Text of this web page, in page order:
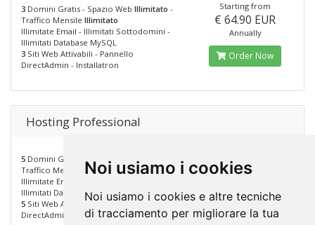
Noi usiamo i cookies
Noi usiamo i cookies e altre tecniche
di tracciamento per migliorare la tua
3 Domini Gratis - Spazio Web Illimitato -
Traffico Mensile Illimitato
Illimitate Email - Illimitati Sottodomini -
Illimitati Database MySQL
3 Siti Web Attivabili - Pannello
DirectAdmin - Installatron
Starting from
€ 64.90 EUR
Annually
Order Now
Hosting Professional
5 Domini Gratis - Spazio Web Illimitato
Traffico Mensile
Illimitato
Illimitate Email - Illimitati Sottodomini -
Illimitati Database MySQL
5 Siti Web Attivabili - Pannello
DirectAdmin - Installatron
€ 110.00 EUR